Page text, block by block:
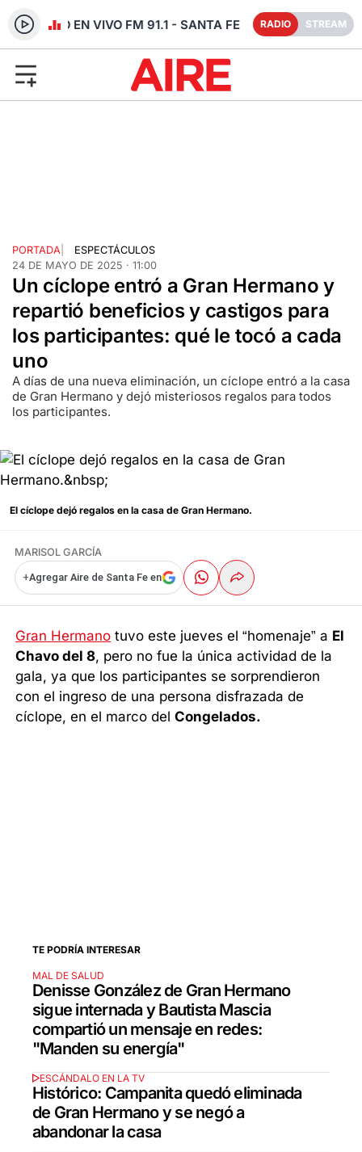
RADIO EN VIVO FM 91.1 - SANTA FE RADIO STREAM
PORTADA
ESPECTÁCULOS
24 DE MAYO DE 2025 · 11:00
Un cíclope entró a Gran Hermano y
repartió beneficios y castigos para
los participantes: qué le tocó a cada
uno
A días de una nueva eliminación, un cíclope entró a la casa
de Gran Hermano y dejó misteriosos regalos para todos
los participantes.
El cíclope dejó regalos en la casa de Gran Hermano.
MARISOL GARCÍA
+Agregar Aire de Santa Fe en
Gran Hermano tuvo este jueves el “homenaje” a El
Chavo del 8, pero no fue la única actividad de la
gala, ya que los participantes se sorprendieron
con el ingreso de una persona disfrazada de
cíclope, en el marco delCongelados.
TE PODRÍA INTERESAR
MAL DE SALUD
Denisse González de Gran Hermano
sigue internada y Bautista Mascia
compartió un mensaje en redes:
"Manden su energía"
ESCÁNDALO EN LA TV
Histórico: Campanita quedó eliminada
de Gran Hermano y se negó a
abandonar la casa